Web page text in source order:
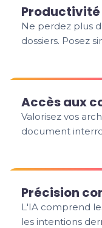
Ne perdez plus
dossiers. Posez
Accès aux
Valorisez vos
document
Précision
L'IA comprend
les intentions